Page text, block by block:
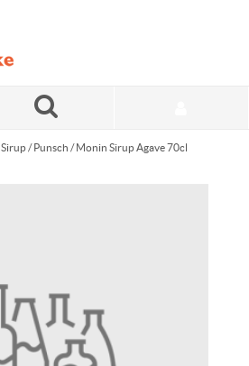
Sirup / Punsch / Monin Sirup Agave 70cl